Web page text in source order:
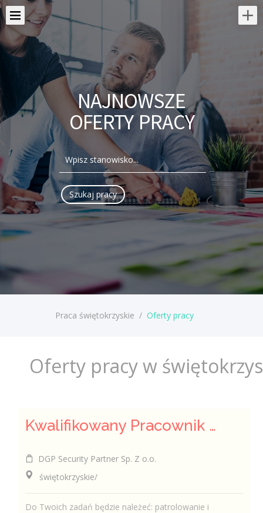
NAJNOWSZE
OFERTY PRACY
Praca świętokrzyskie / Oferty pracy
Oferty pracy w
Kwalifikowany Pracownik / Kwalifikowana Pracowniczka Ochrony
DGP Security Partner Sp. Z o.o.
świętokrzyskie/
Do Twoich zadań będzie należeć: patrolowanie i